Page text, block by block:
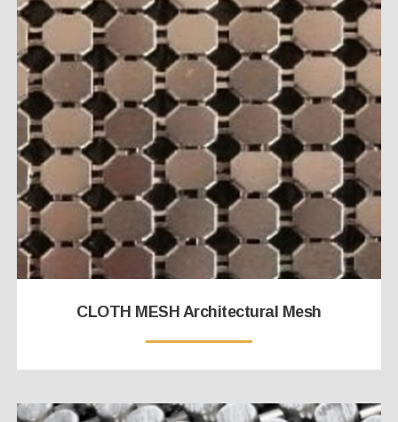
CLOTH MESH Architectural Mesh